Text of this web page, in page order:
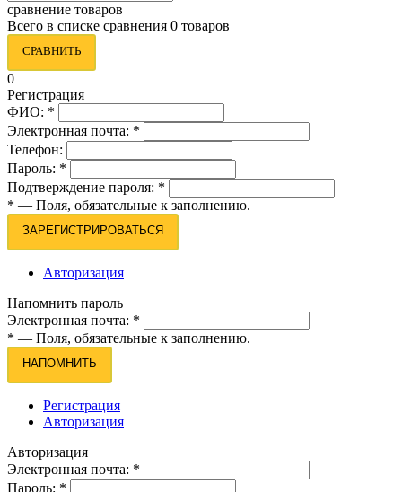
сравнение товаров
Всего в списке сравнения 0 товаров
СРАВНИТЬ
0
Регистрация
ФИО: *
Электронная почта: *
Телефон:
Пароль: *
Подтверждение пароля: *
* — Поля, обязательные к заполнению.
ЗАРЕГИСТРИРОВАТЬСЯ
Авторизация
Напомнить пароль
Электронная почта: *
* — Поля, обязательные к заполнению.
НАПОМНИТЬ
Регистрация
Авторизация
Авторизация
Электронная почта: *
Пароль: *